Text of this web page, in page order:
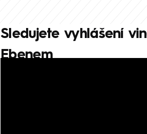
Sledujete vyhlášení
Ebenem